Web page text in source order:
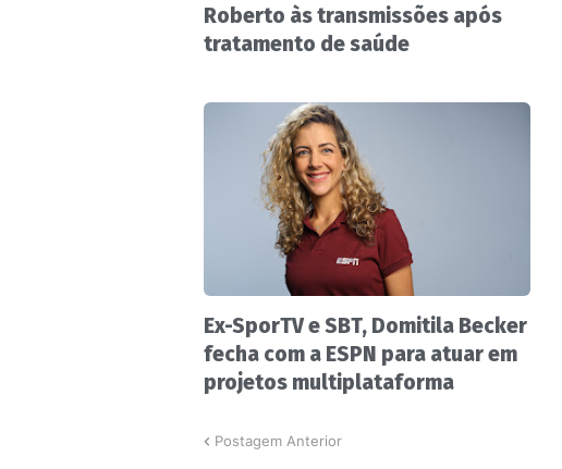
Roberto às transmissões após
tratamento de saúde
Ex-SporTV e SBT, Domitila Becker
fecha com a ESPN para atuar em
projetos multiplataforma
Postagem Anterior